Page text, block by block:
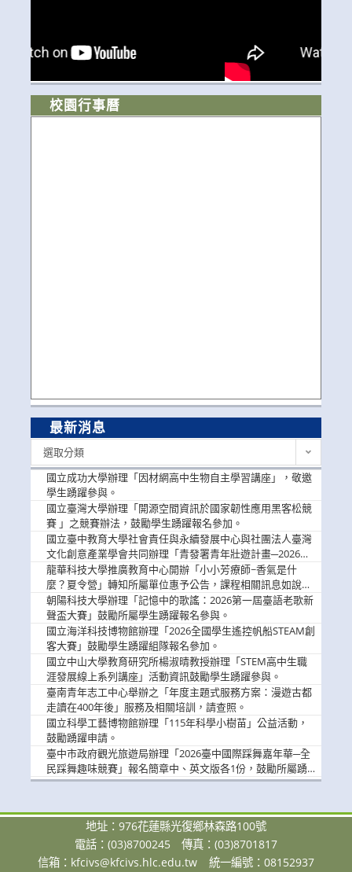
校園行事曆
最新消息
選取分類
國立成功大學辦理「因材網高中生物自主學習講座」，敬邀
學生踴躍參與。
國立臺灣大學辦理「開源空間資訊於國家韌性應用黑客松競
賽 」之競賽辦法，鼓勵學生踴躍報名參加。
國立臺中教育大學社會責任與永續發展中心與社團法人臺灣
文化創意產業學會共同辦理「青發署青年壯遊計畫─2026臺
中舊城都市建築文化體驗」活動，敬邀學生踴躍報名參加，
公告周知。
龍華科技大學推廣教育中心開辦「小小芳療師~香氣是什
麼？夏令營」轉知所屬單位惠予公告，課程相關訊息如說
明。
朝陽科技大學辦理「記憶中的歌謠：2026第一屆臺語老歌新
聲盃大賽」鼓勵所屬學生踴躍報名參與。
國立海洋科技博物館辦理「2026全國學生遙控帆船STEAM創
客大賽」鼓勵學生踴躍組隊報名參加。
國立中山大學教育研究所楊淑晴教授辦理「STEM高中生職
涯發展線上系列講座」活動資訊鼓勵學生踴躍參與。
臺南青年志工中心舉辦之「年度主題式服務方案：漫遊古都
走讀在400年後」服務及相關培訓，請查照。
國立科學工藝博物館辦理「115年科學小樹苗」公益活動，
鼓勵踴躍申請。
臺中市政府觀光旅遊局辦理「2026臺中國際踩舞嘉年華─全
民踩舞趣味競賽」報名簡章中、英文版各1份，鼓勵所屬踴
躍報名參加。
地址：976花蓮縣光復鄉林森路100號
電話：(03)8700245
傳真：(03)8701817
信箱： kfcivs@kfcivs.hlc.edu.tw 統一編號：08152937